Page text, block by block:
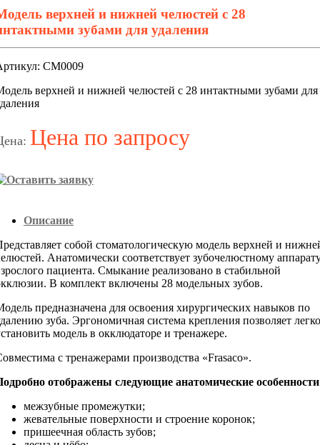
верхней и нижней челюстей с 28
зубами для удаления
СМ0009
верхней и нижней челюстей с 28 интактными зубами для
Цена по запросу
Описание
собой стоматологическую модель верхней и
Анатомически соответствует зубочелюстному
пациента. Смыкание реализовано в стабильной
В комплект включены 28 модельных зубов.
предназначена для освоения хирургических навыков по
зуба. Эргономичная система крепления позволяет легко
модель в окклюдаторе и тренажере.
с тренажерами производства «Frasaco».
отображены следующие анатомические
межзубные промежутки;
жевательные поверхности и строение коронок;
пришеечная область зубов;